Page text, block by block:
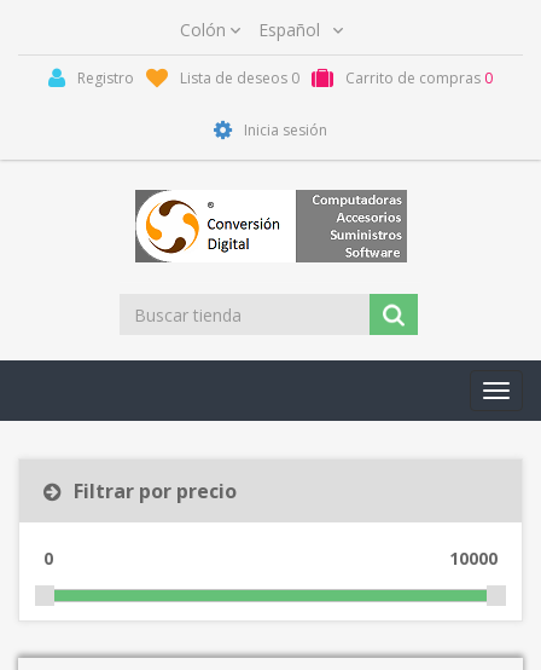
Registro Lista de deseos 0 Carrito de compras 0
Inicia sesión
Filtrar por precio
0 10000